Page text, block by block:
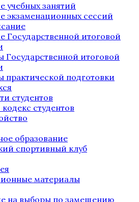
учебных занятий
экзаменационных сессий
Государственной итоговой
Государственной итоговой
практической подготовки
студентов
студентов
образование
спортивный клуб
материалы
на выборы по замещению